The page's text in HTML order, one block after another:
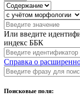
Или введите
индекс ББК
Справка о
Поисковые поля: